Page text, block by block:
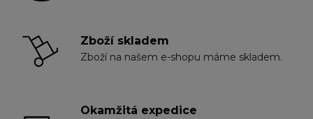
Zboží skladem
Zboží na našem e-shopu máme skladem.
Okamžitá expedice